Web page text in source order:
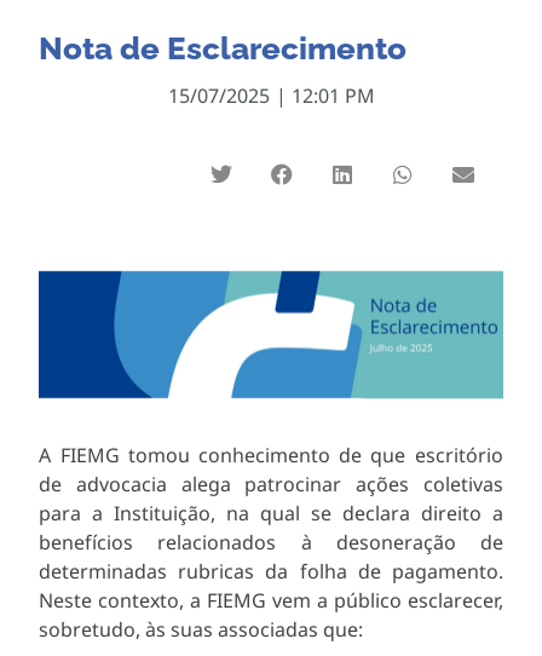
Nota de Esclarecimento
15/07/2025 | 12:01 PM
A FIEMG tomou conhecimento de que escritório
de advocacia alega patrocinar ações coletivas
para a Instituição, na qual se declara direito a
benefícios relacionados à desoneração de
determinadas rubricas da folha de pagamento.
Neste contexto, a FIEMG vem a público esclarecer,
sobretudo, às suas associadas que: